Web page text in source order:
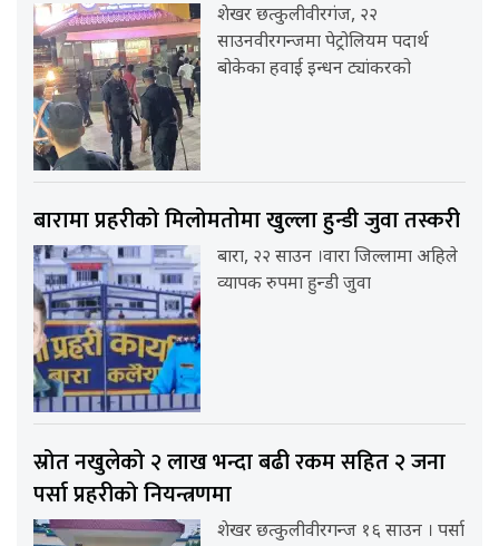
शेखर छत्कुलीवीरगंज, २२
साउनवीरगन्जमा पेट्रोलियम पदार्थ
बोकेका हवाई इन्धन ट्यांकरको
बारामा प्रहरीको मिलोमतोमा खुल्ला हुन्डी जुवा तस्करी
बारा, २२ साउन ।वारा जिल्लामा अहिले
व्यापक रुपमा हुन्डी जुवा
स्रोत नखुलेको २ लाख भन्दा बढी रकम सहित २ जना
पर्सा प्रहरीको नियन्त्रणमा
शेखर छत्कुलीवीरगन्ज १६ साउन । पर्सा